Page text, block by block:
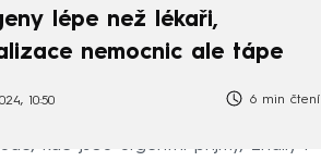
lépe než lékaři,
nemocnic ale tápe
10:50 6 min čtení
kde jsou urgentní příjmy, zřídily i